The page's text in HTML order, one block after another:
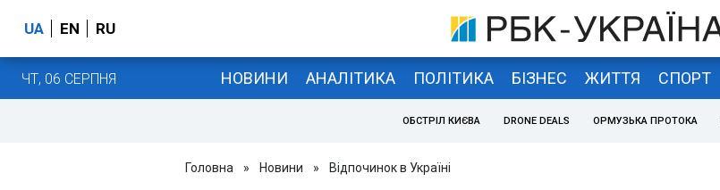
UA EN RU
ЧТ, 06 СЕРПНЯ НОВИНИ АНАЛІТИКА ПОЛІТИКА БІЗНЕС ЖИТТЯ СПОРТ
ОБСТРІЛ КИЄВА DRONE DEALS ОРМУЗЬКА ПРОТОКА
Головна » Новини » Відпочинок в Україні